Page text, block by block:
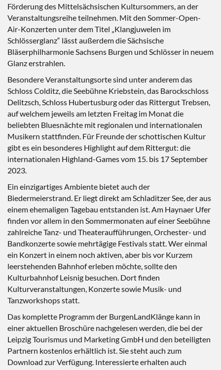
Förderung des Mittelsächsischen Kultursommers, an der
Veranstaltungsreihe teilnehmen. Mit den Sommer-Open-
Air-Konzerten unter dem Titel „Klangjuwelen im
Schlösserglanz“ lässt außerdem die Sächsische
Bläserphilharmonie Sachsens Burgen und Schlösser in neuem
Glanz erstrahlen.
Besondere Veranstaltungsorte sind unter anderem das
Schloss Colditz, die Seebühne Kriebstein, das Barockschloss
Delitzsch, Schloss Hubertusburg oder das Rittergut Trebsen,
auf welchem jeweils am letzten Freitag im Monat die
beliebten Bluesnächte mit regionalen und internationalen
Musikern stattfinden. Für Freunde der schottischen Kultur
gibt es ein besonderes Highlight auf dem Rittergut: die
internationalen Highland-Games vom 15. bis 17 September
2023.
Ein einzigartiges Ambiente bietet auch der
Biedermeierstrand. Er liegt direkt am Schladitzer See, der aus
einem ehemaligen Tagebau entstanden ist. Am Haynaer Ufer
finden vor allem in den Sommermonaten auf einer Seebühne
zahlreiche Tanz- und Theateraufführungen, Orchester- und
Bandkonzerte sowie mehrtägige Festivals statt. Wer einmal
ein Konzert in einem noch aktiven, aber bis vor Kurzem
leerstehenden Bahnhof erleben möchte, sollte den
Kulturbahnhof Leisnig besuchen. Dort finden
Kulturveranstaltungen, Konzerte sowie Musik- und
Tanzworkshops statt.
Das komplette Programm der BurgenLandKlänge kann in
einer aktuellen Broschüre nachgelesen werden, die bei der
Leipzig Tourismus und Marketing GmbH und den beteiligten
Partnern kostenlos erhältlich ist. Sie steht auch zum
Download zur Verfügung. Interessierte erhalten auch